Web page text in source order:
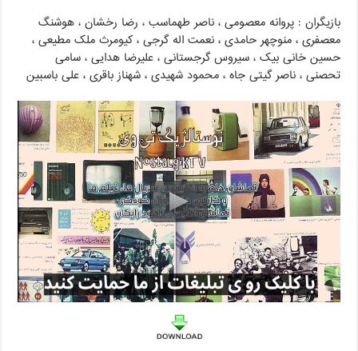
بازیگران : پروانه معصومی ، ناصر طهماسب ، رضا رخشان ، هوشنگ
معصفری ، منوچهر حامدی ، نعمت اله گرجی ، کیومرث ملک مطیعی ،
حسین خانی بیک ، سیروس گرجستانی ، علیرضا هدایی ، سامی
تحصنی ، ناصر گیتی جاه ، محمود شهیدی ، شهناز باقری ، علی باسبین